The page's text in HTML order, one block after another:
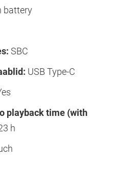
battery
SBC
USB Type-C
playback time (with
h